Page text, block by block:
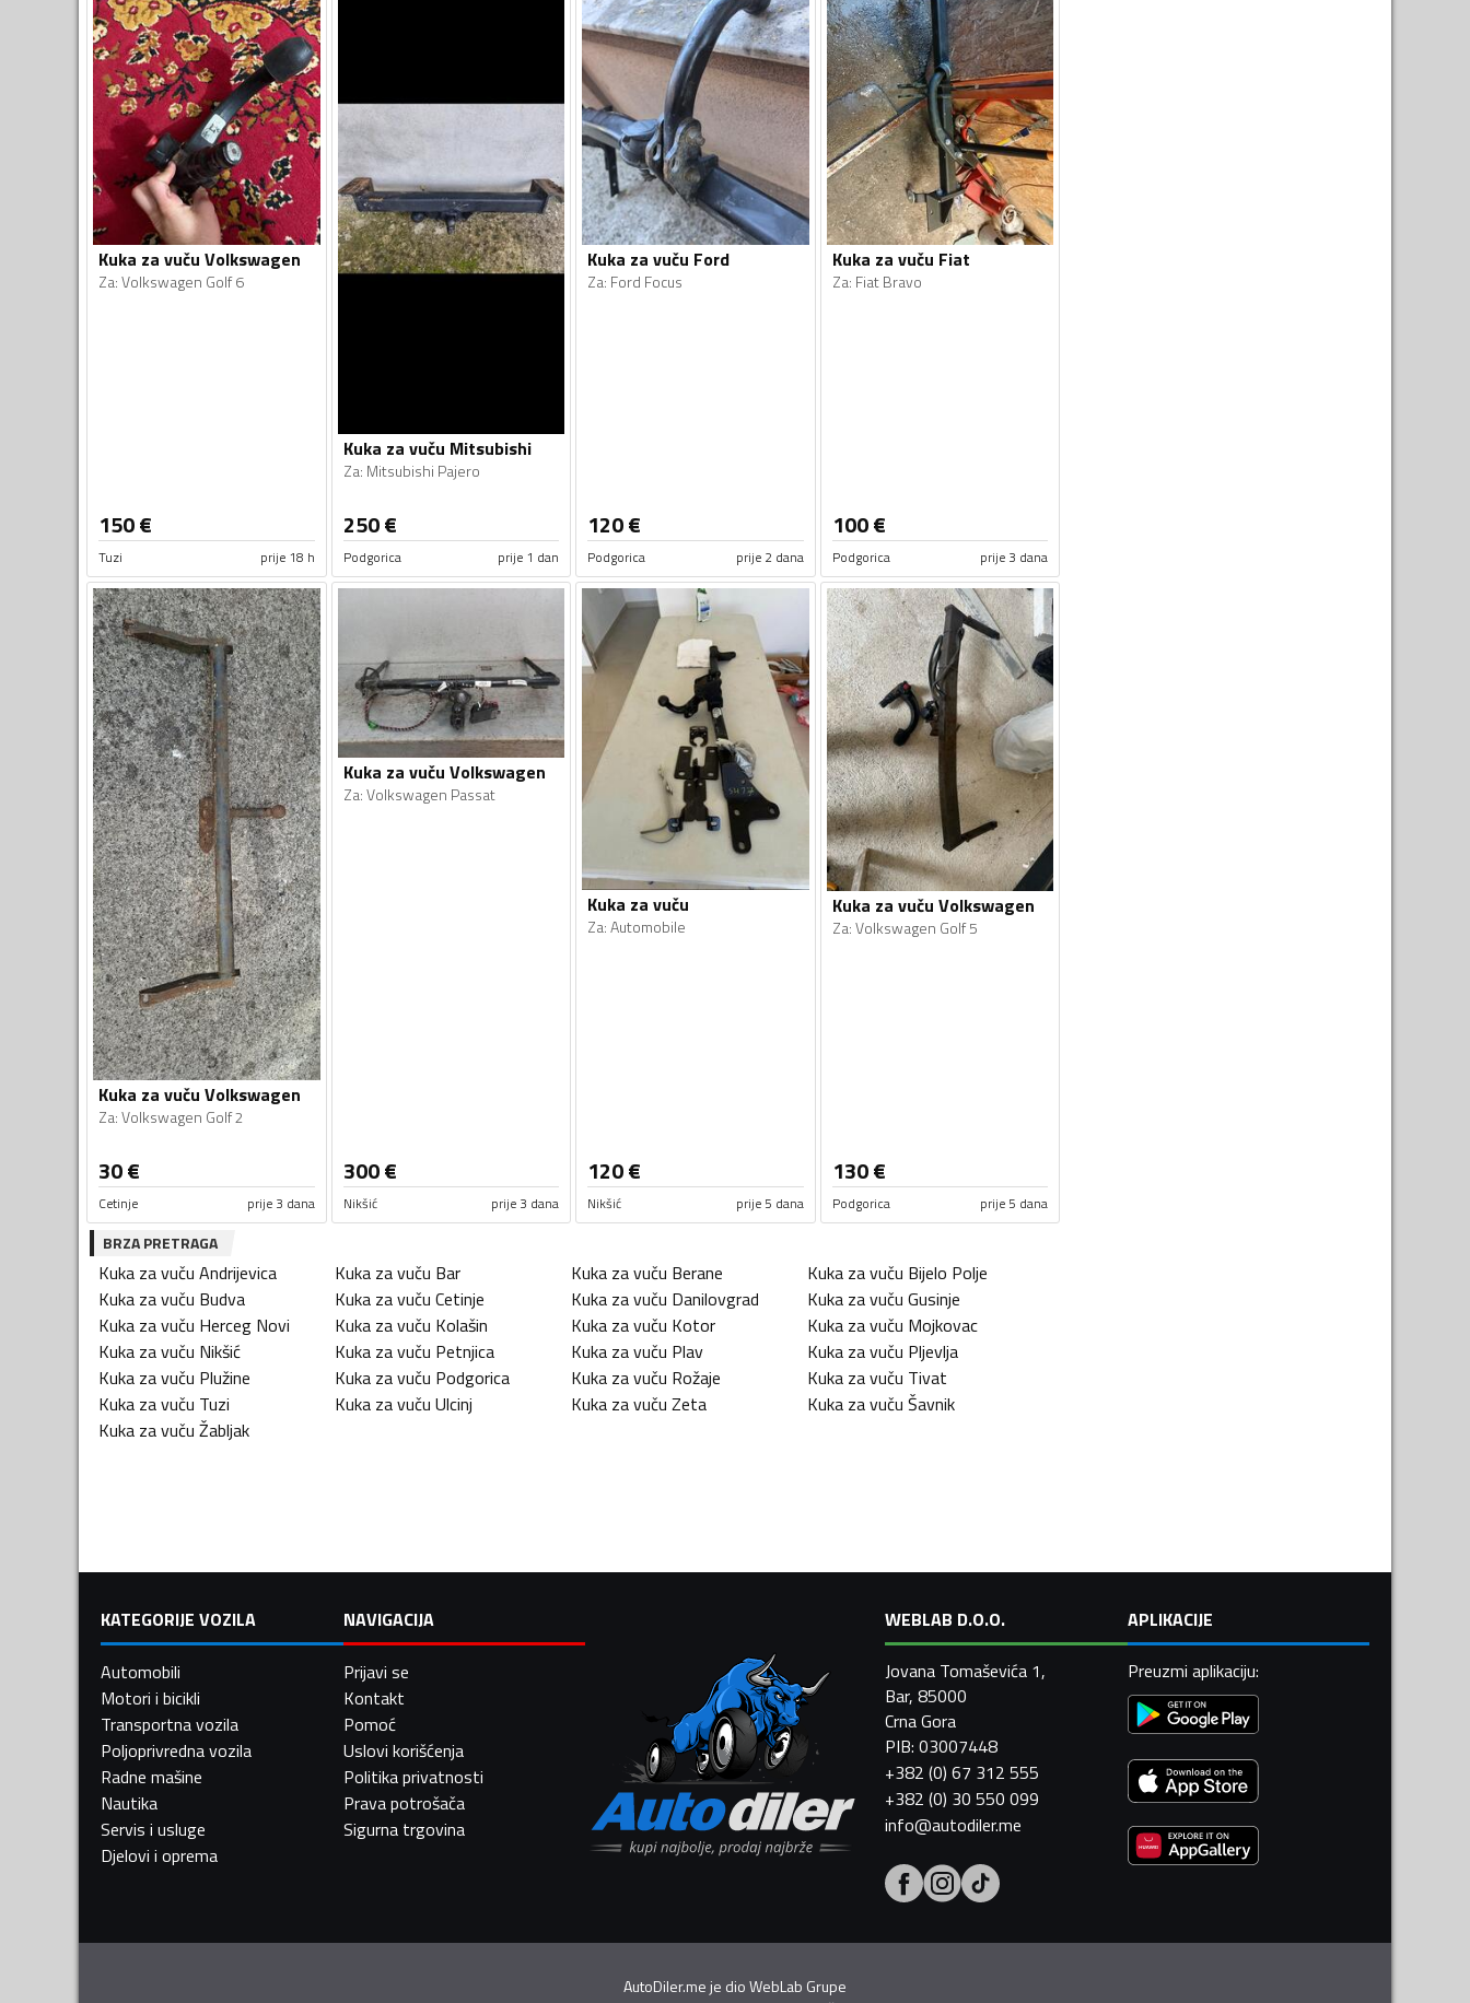
Kuka za vuču Volkswagen
Za:Volkswagen Golf 6
150€
Tuzi prije 18 h
Kuka za vuču Mitsubishi
Za: Mitsubishi Pajero
250€
Podgorica prije 1 dan
Kuka za vuču Ford
Za: Ford Focus
120€
Podgorica prije 2 dana
Kuka za vuču Fiat
Za: Fiat Bravo
100€
Podgorica prije 3 dana
Kuka za vuču Volkswagen
Za:Volkswagen Golf 2
30€
Cetinje prije 3 dana
Kuka za vuču Volkswagen
Za:Volkswagen Passat
300€
Nikšić prije 3 dana
Kuka za vuču
Za:Automobile
120€
Nikšić prije 5 dana
Kuka za vuču Volkswagen
Za:Volkswagen Golf 5
130€
Podgorica prije 5 dana
BRZA PRETRAGA
Kuka za vuču Andrijevica Kuka za vuču Bar Kuka za vuču Berane Kuka za vuču Bijelo Polje
Kuka za vuču Budva Kuka za vuču Cetinje Kuka za vuču Danilovgrad Kuka za vuču Gusinje
Kuka za vuču Herceg Novi Kuka za vuču Kolašin Kuka za vuču Kotor Kuka za vuču Mojkovac
Kuka za vuču Nikšić Kuka za vuču Petnjica Kuka za vuču Plav Kuka za vuču Pljevlja
Kuka za vuču Plužine Kuka za vuču Podgorica Kuka za vuču Rožaje Kuka za vuču Tivat
Kuka za vuču Tuzi Kuka za vuču Ulcinj Kuka za vuču Zeta Kuka za vuču Šavnik
Kuka za vuču Žabljak
KATEGORIJE VOZILA
Automobili
Motori i bicikli
Transportna vozila
Poljoprivredna vozila
Radne mašine
Nautika
Servis i usluge
Djelovi i oprema
NAVIGACIJA
Prijavi se
Kontakt
Pomoć
Uslovi korišćenja
Politika privatnosti
Prava potrošača
Sigurna trgovina
WEBLAB D.O.O.
Jovana Tomaševića 1,
Bar, 85000
Crna Gora
PIB: 03007448
+382 (0) 67 312 555
+382 (0) 30 550 099
info@autodiler.me
APLIKACIJE
Preuzmi aplikaciju:
AutoDiler.me je dioWebLab Grupe